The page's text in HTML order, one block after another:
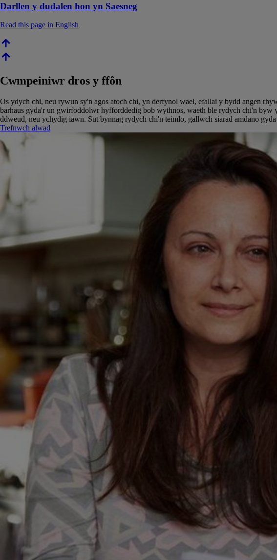
Darllen y dudalen hon yn Saesneg
Read this page in English
Cwmpeiniwr dros y ffôn
Os ydych chi, neu rywun sy'n agos atoch chi, yn derfynol wael, efallai y bydd angen
barhaus gyda'r un gwirfoddolwr hyfforddedig bob wythnos, waeth ble rydych chi'n
ddweud, neu ychydig iawn. Sut bynnag rydych chi'n teimlo, gallwch siarad amdano
Trefnwch alwad